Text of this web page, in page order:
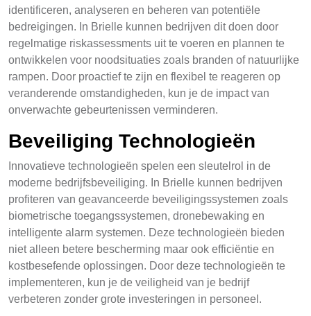
identificeren, analyseren en beheren van potentiële
bedreigingen. In Brielle kunnen bedrijven dit doen door
regelmatige riskassessments uit te voeren en plannen te
ontwikkelen voor noodsituaties zoals branden of natuurlijke
rampen. Door proactief te zijn en flexibel te reageren op
veranderende omstandigheden, kun je de impact van
onverwachte gebeurtenissen verminderen.
Beveiliging Technologieën
Innovatieve technologieën spelen een sleutelrol in de
moderne bedrijfsbeveiliging. In Brielle kunnen bedrijven
profiteren van geavanceerde beveiligingssystemen zoals
biometrische toegangssystemen, dronebewaking en
intelligente alarm systemen. Deze technologieën bieden
niet alleen betere bescherming maar ook efficiëntie en
kostbesefende oplossingen. Door deze technologieën te
implementeren, kun je de veiligheid van je bedrijf
verbeteren zonder grote investeringen in personeel.